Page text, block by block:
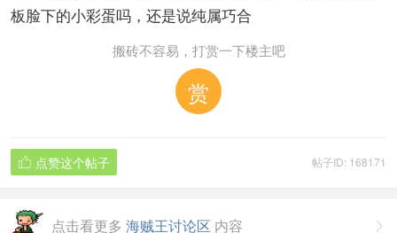
板脸下的小彩蛋吗，还是说纯属巧合
搬砖不容易，打赏一下楼主吧
赏
帖子ID: 168171
 点赞这个帖子

点击看更多 海贼王讨论区 内容